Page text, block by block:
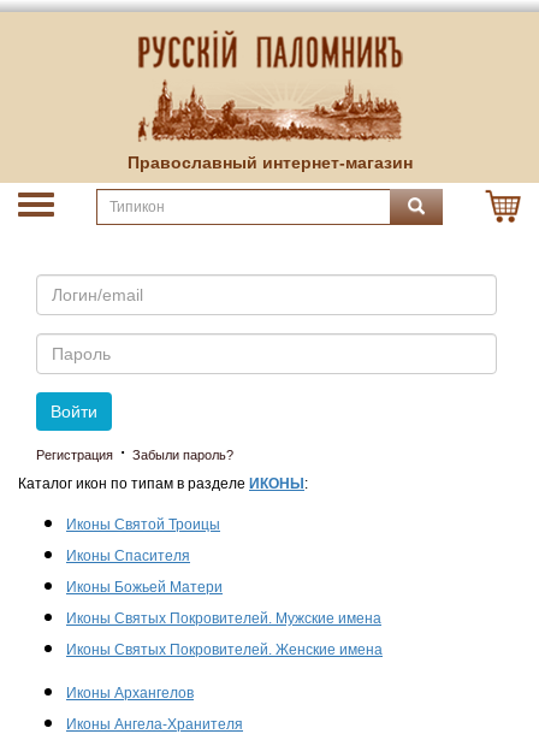
Православный интернет-магазин
Email
Пароль
Войти
Регистрация · Забыли пароль?
Каталог икон по типам в разделе ИКОНЫ :
Иконы Святой Троицы
Иконы Спасителя
Иконы Божьей Матери
Иконы Святых Покровителей. Мужские имена
Иконы Святых Покровителей. Женские имена
Иконы Архангелов
Иконы Ангела-Хранителя